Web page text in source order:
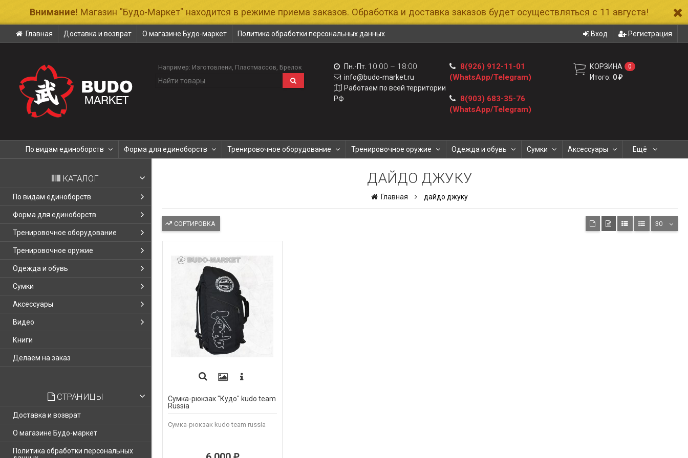
Внимание! Магазин "Будо-Маркет" находится в режиме приема заказов. Обработка и доставка заказов будет осуществляться с 11 августа!
Главная Доставка и возврат О магазине Будо-маркет Политика обработки персональных данных Вход Регистрация
Например: Изготовлени Пластмассов Брелок Пн.-Пт. 10:00 – 18:00
info@budo-market.ru
Работаем по всей территории
РФ
8(926) 912-11-01
(WhatsApp/Telegram)
8(903) 683-35-76
(WhatsApp/Telegram)
КОРЗИНА 0
Итого: 0₽
По видам единоборств Форма для единоборств Тренировочное оборудование Тренировочное оружие Одежда и обувь Сумки Аксессуары Ещё
КАТАЛОГ
По видам единоборств
Форма для единоборств
Тренировочное оборудование
Тренировочное оружие
Одежда и обувь
Сумки
Аксессуары
Видео
Книги
Делаем на заказ
СТРАНИЦЫ
Доставка и возврат
О магазине Будо-маркет
Политика обработки персональных
ДАЙДО ДЖУКУ
Главная дайдо джуку
СОРТИРОВКА 30
Сумка-рюкзак "Кудо" kudo team
Russia
Сумка-рюкзак kudo team russia